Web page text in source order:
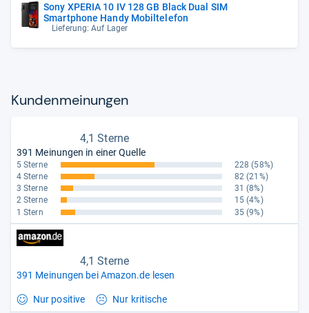
Sony XPERIA 10 IV 128 GB Black Dual SIM
Smartphone Handy Mobiltelefon
Lieferung: Auf Lager
Kun­den­mei­nun­gen
4,1 Sterne
391 Meinungen in einer Quelle
5 Sterne 228 (58%)
4 Sterne
82 (21%)
3 Sterne
31 (8%)
2 Sterne
15 (4%)
1 Stern
35 (9%)
4,1 Sterne
391 Meinungen bei Amazon.de lesen
Nur positive Nur kritische